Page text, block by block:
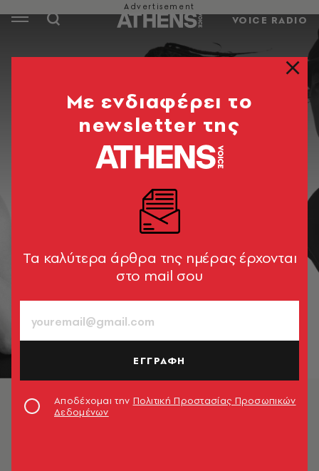
VOICE RADIO
Mε ενδιαφέρει το
newsletter της
Tα καλύτερα άρθρα της ημέρας έρχονται
στο mail σου
ΕΓΓΡΑΦΗ
Αποδέχομαι την Πολιτική Προστασίας Προσωπικών
Δεδομένων